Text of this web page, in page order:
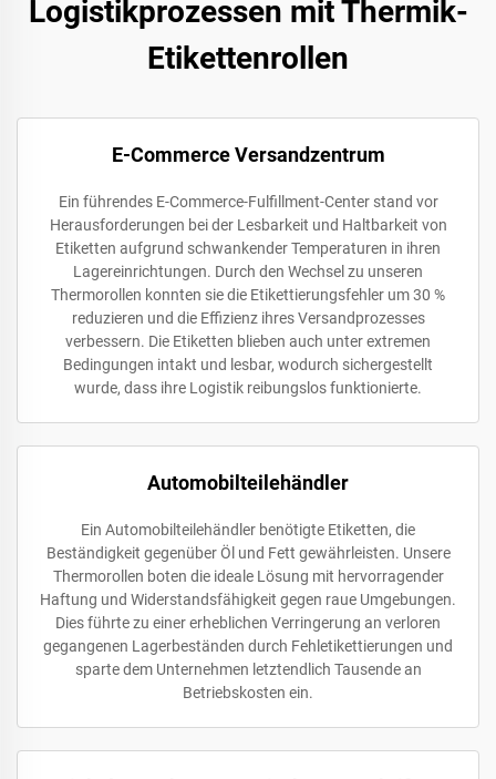
Logistikprozessen mit Thermik-
Etikettenrollen
E-Commerce Versandzentrum
Ein führendes E-Commerce-Fulfillment-Center stand vor
Herausforderungen bei der Lesbarkeit und Haltbarkeit von
Etiketten aufgrund schwankender Temperaturen in ihren
Lagereinrichtungen. Durch den Wechsel zu unseren
Thermorollen konnten sie die Etikettierungsfehler um 30 %
reduzieren und die Effizienz ihres Versandprozesses
verbessern. Die Etiketten blieben auch unter extremen
Bedingungen intakt und lesbar, wodurch sichergestellt
wurde, dass ihre Logistik reibungslos funktionierte.
Automobilteilehändler
Ein Automobilteilehändler benötigte Etiketten, die
Beständigkeit gegenüber Öl und Fett gewährleisten. Unsere
Thermorollen boten die ideale Lösung mit hervorragender
Haftung und Widerstandsfähigkeit gegen raue Umgebungen.
Dies führte zu einer erheblichen Verringerung an verloren
gegangenen Lagerbeständen durch Fehletikettierungen und
sparte dem Unternehmen letztendlich Tausende an
Betriebskosten ein.